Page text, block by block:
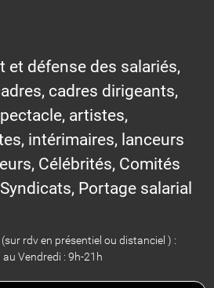
et défense des salariés,
cadres dirigeants,
artistes,
intérimaires, lanceurs
Célébrités, Comités
Portage salarial
rdv en présentiel ou distanciel ) :
au Vendredi : 9h-21h